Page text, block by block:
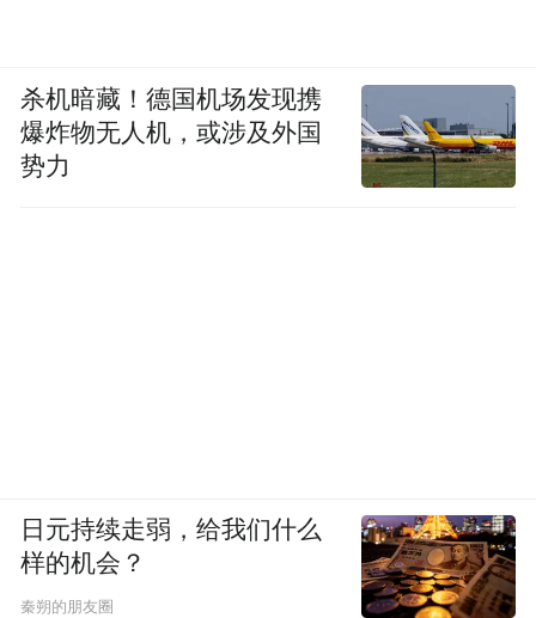
杀机暗藏！德国机场发现携
爆炸物无人机，或涉及外国
势力
日元持续走弱，给我们什么
样的机会？
秦朔的朋友圈